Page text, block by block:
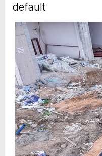
default